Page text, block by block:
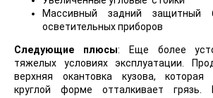
Массивный задний защитный
осветительных приборов
Следующие плюсы: Еще более
тяжелых условиях эксплуатации.
верхняя окантовка кузова, которая
круглой форме отталкивает